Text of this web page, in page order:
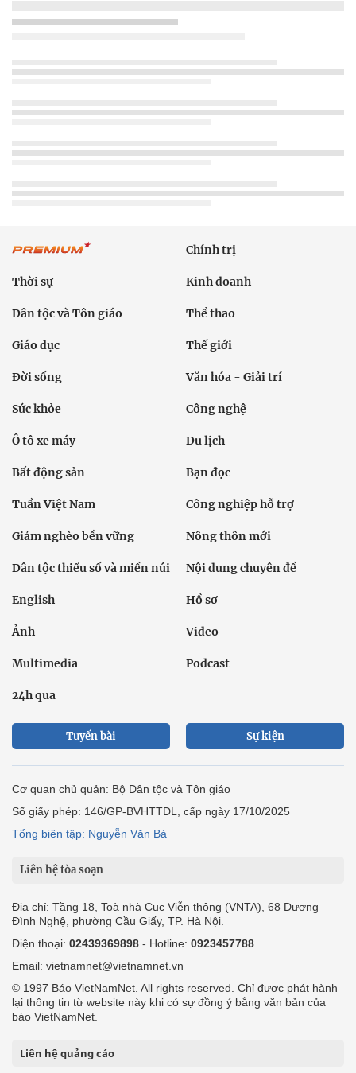
Chính trị
Thời sự Kinh doanh
Dân tộc và Tôn giáo Thể thao
Giáo dục Thế giới
Đời sống Văn hóa - Giải trí
Sức khỏe Công nghệ
Ô tô xe máy Du lịch
Bất động sản Bạn đọc
Tuần Việt Nam Công nghiệp hỗ trợ
Giảm nghèo bền vững Nông thôn mới
Dân tộc thiểu số và miền núi Nội dung chuyên đề
English Hồ sơ
Ảnh Video
Multimedia Podcast
24h qua
Tuyến bài Sự kiện
Cơ quan chủ quản: Bộ Dân tộc và Tôn giáo
Số giấy phép: 146/GP-BVHTTDL, cấp ngày 17/10/2025
Tổng biên tập: Nguyễn Văn Bá
Liên hệ tòa soạn
Địa chỉ: Tầng 18, Toà nhà Cục Viễn thông (VNTA), 68 Dương
Đình Nghệ, phường Cầu Giấy, TP. Hà Nội.
Điện thoại: 02439369898 - Hotline: 0923457788
Email: vietnamnet@vietnamnet.vn
© 1997 Báo VietNamNet. All rights reserved. Chỉ được phát hành
lại thông tin từ website này khi có sự đồng ý bằng văn bản của
báo VietNamNet.
Liên hệ quảng cáo